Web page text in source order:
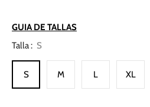
GUIA DE TALLAS
Talla : S
S M L XL